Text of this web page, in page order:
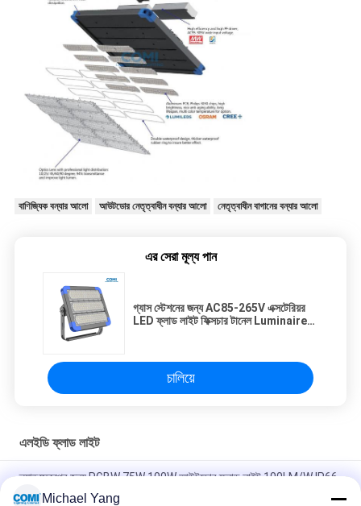
বাণিজ্যিক বন্যার আলো আউটডোর নেতৃত্বাধীন বন্যার আলো নেতৃত্বাধীন বাগানের বন্যার আলো
এর সেরা মূল্য পান
গ্যাস স্টেশনের জন্য AC85-265V এক্সটেরিয়র
LED ফ্লাড লাইট ফিক্সচার টানেল Luminaire
চালিয়ে
এলইডি ফ্লাড লাইট
ল্যান্ডস্কেপের জন্য RGBW 75W 100W আউটডোর ফ্লাড লাইট 100LM/W IP66
4000LM
Michael Yang